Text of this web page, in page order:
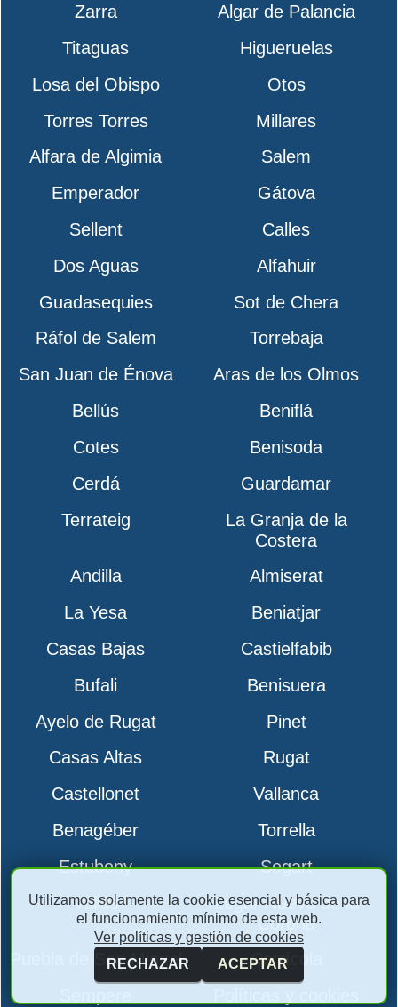
Zarra
Algar de Palancia
Titaguas
Higueruelas
Losa del Obispo
Otos
Torres Torres
Millares
Alfara de Algimia
Salem
Emperador
Gátova
Sellent
Calles
Dos Aguas
Alfahuir
Guadasequies
Sot de Chera
Ráfol de Salem
Torrebaja
San Juan de Énova
Aras de los Olmos
Bellús
Beniflá
Cotes
Benisoda
Cerdá
Guardamar
Terrateig
La Granja de la
Costera
Andilla
Almiserat
La Yesa
Beniatjar
Casas Bajas
Castielfabib
Bufali
Benisuera
Ayelo de Rugat
Pinet
Casas Altas
Rugat
Castellonet
Vallanca
Benagéber
Torrella
Estubeny
Segart
Vallés
Lugar Nuevo de la
Corona
Puebla de San Miguel
Carrícola
Utilizamos solamente la cookie esencial y básica para
el funcionamiento mínimo de esta web.
Ver políticas y gestión de cookies
RECHAZAR
ACEPTAR